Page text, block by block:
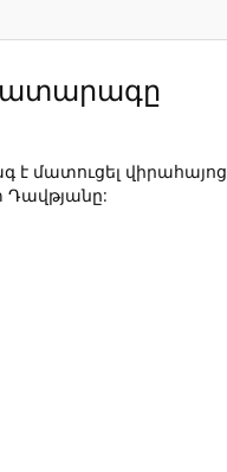
մատուցել վիրահայոց